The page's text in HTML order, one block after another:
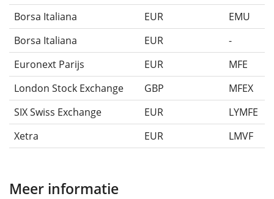
Borsa Italiana
EUR
EMU
Borsa Italiana
EUR
-
Euronext Parijs
EUR
MFE
London Stock Exchange
GBP
MFEX
SIX Swiss Exchange
EUR
LYMFE
Xetra
EUR LMVF
Meer informatie